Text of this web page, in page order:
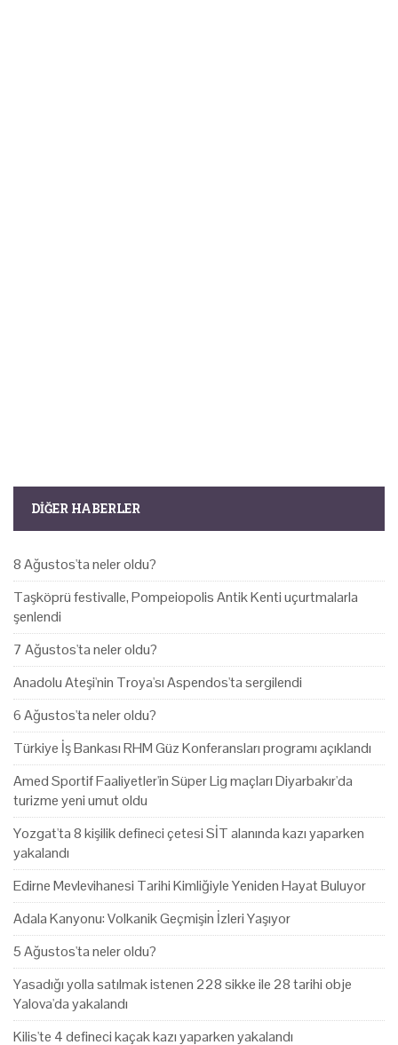
DIĞER HABERLER
8 Ağustos'ta neler oldu?
Taşköprü festivalle, Pompeiopolis Antik Kenti uçurtmalarla
şenlendi
7 Ağustos'ta neler oldu?
Anadolu Ateşi'nin Troya'sı Aspendos'ta sergilendi
6 Ağustos'ta neler oldu?
Türkiye İş Bankası RHM Güz Konferansları programı açıklandı
Amed Sportif Faaliyetler'in Süper Lig maçları Diyarbakır'da
turizme yeni umut oldu
Yozgat'ta 8 kişilik defineci çetesi SİT alanında kazı yaparken
yakalandı
Edirne Mevlevihanesi Tarihi Kimliğiyle Yeniden Hayat Buluyor
Adala Kanyonu: Volkanik Geçmişin İzleri Yaşıyor
5 Ağustos'ta neler oldu?
Yasadığı yolla satılmak istenen 228 sikke ile 28 tarihi obje
Yalova'da yakalandı
Kilis'te 4 defineci kaçak kazı yaparken yakalandı